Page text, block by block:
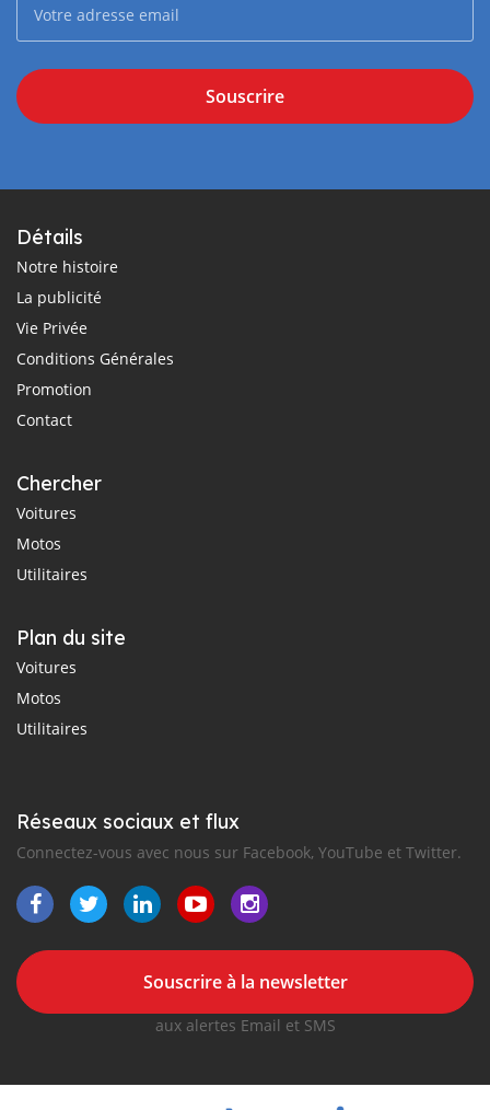
Souscrire
Détails
Notre histoire
La publicité
Vie Privée
Conditions Générales
Promotion
Contact
Chercher
Voitures
Motos
Utilitaires
Plan du site
Voitures
Motos
Utilitaires
Réseaux sociaux et flux
Connectez-vous avec nous sur Facebook, YouTube et Twitter.
Souscrire à la newsletter
aux alertes Email et SMS